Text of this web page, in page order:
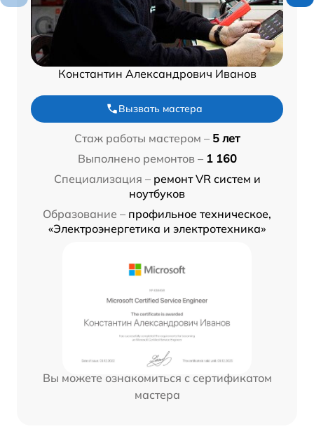
Константин Александрович Иванов
Вызвать мастера
Стаж работы мастером – 5 лет
Выполнено ремонтов – 1 160
Специализация – ремонт VR систем и
ноутбуков
Образование – профильное техническое,
«Электроэнергетика и электротехника»
Вы можете ознакомиться с сертификатом
мастера